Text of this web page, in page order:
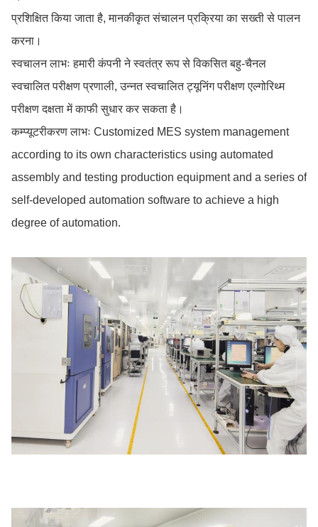
प्रशिक्षित किया जाता है, मानकीकृत संचालन प्रक्रिया का सख्ती से पालन
करना।
स्वचालन लाभः हमारी कंपनी ने स्वतंत्र रूप से विकसित बहु-चैनल
स्वचालित परीक्षण प्रणाली, उन्नत स्वचालित ट्यूनिंग परीक्षण एल्गोरिथ्म
परीक्षण दक्षता में काफी सुधार कर सकता है।
कम्प्यूटरीकरण लाभः Customized MES system management
according to its own characteristics using automated
assembly and testing production equipment and a series of
self-developed automation software to achieve a high
degree of automation.